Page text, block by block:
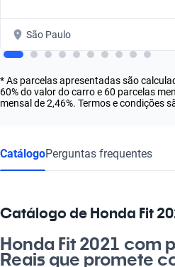
São Paulo
* As parcelas apresentadas são
60% do valor do carro e 60 parcelas
mensal de 2,46%. Termos e condições
CatálogoPerguntas frequentes
Catálogo de Honda Fit
Honda Fit 2021 com
Reais que promete